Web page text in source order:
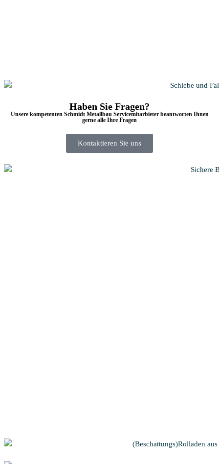
Haben Sie Fragen?
Unsere kompetenten Schmidt Metallbau Servicemitarbieter beantworten Ihnen
gerne alle Ihre Fragen
Kontaktieren Sie uns